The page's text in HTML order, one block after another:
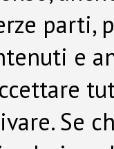
parti,
e
Se